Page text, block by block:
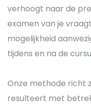
verhoogt naar de
examen van je
mogelijkheid
tijdens en na de
Onze methode richt
resulteert met